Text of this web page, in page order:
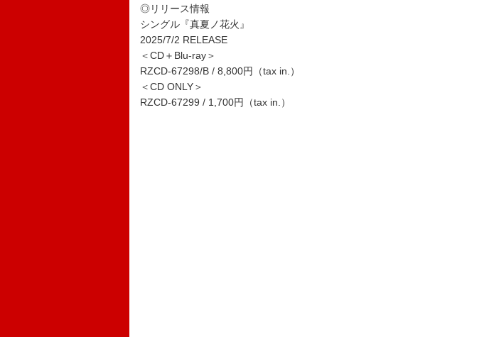
◎リリース情報
シングル『真夏ノ花火』
2025/7/2 RELEASE
＜CD＋Blu-ray＞
RZCD-67298/B / 8,800円（tax in.）
＜CD ONLY＞
RZCD-67299 / 1,700円（tax in.）